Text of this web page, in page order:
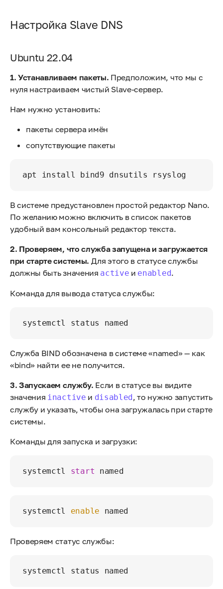
Настройка Slave DNS
Ubuntu 22.04
1. Устанавливаем пакеты. Предположим, что мы с
нуля настраиваем чистый Slave-сервер.
Нам нужно установить:
пакеты сервера имён
сопутствующие пакеты
В системе предустановлен простой редактор Nano.
По желанию можно включить в список пакетов
удобный вам консольный редактор текста.
2. Проверяем, что служба запущена и загружается
при старте системы. Для этого в статусе службы
должны быть значения active и enabled.
Команда для вывода статуса службы:
Служба BIND обозначена в системе «named» — как
«bind» найти ее не получится.
3. Запускаем службу. Если в статусе вы видите
значения inactive и disabled, то нужно запустить
службу и указать, чтобы она загружалась при старте
системы.
Команды для запуска и загрузки:
systemctl start
systemctl enable
Проверяем статус службы: